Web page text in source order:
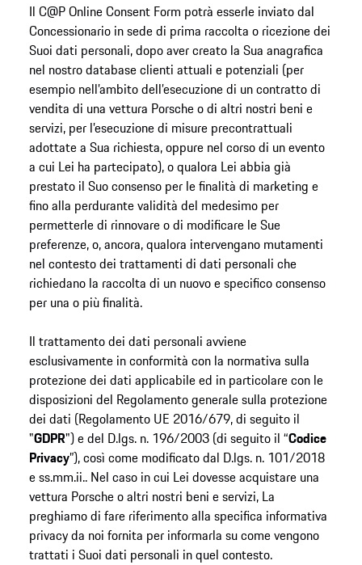
Il C@P Online Consent Form potrà esserle inviato dal
Concessionario in sede di prima raccolta o ricezione dei
Suoi dati personali, dopo aver creato la Sua anagrafica
nel nostro database clienti attuali e potenziali (per
esempio nell’ambito dell’esecuzione di un contratto di
vendita di una vettura Porsche o di altri nostri beni e
servizi, per l’esecuzione di misure precontrattuali
adottate a Sua richiesta, oppure nel corso di un evento
a cui Lei ha partecipato), o qualora Lei abbia già
prestato il Suo consenso per le finalità di marketing e
fino alla perdurante validità del medesimo per
permetterle di rinnovare o di modificare le Sue
preferenze, o, ancora, qualora intervengano mutamenti
nel contesto dei trattamenti di dati personali che
richiedano la raccolta di un nuovo e specifico consenso
per una o più finalità.
Il trattamento dei dati personali avviene
esclusivamente in conformità con la normativa sulla
protezione dei dati applicabile ed in particolare con le
disposizioni del Regolamento generale sulla protezione
dei dati (Regolamento UE 2016/679, di seguito il
"GDPR") e del D.lgs. n. 196/2003 (di seguito il “Codice
Privacy”), così come modificato dal D.lgs. n. 101/2018
e ss.mm.ii.. Nel caso in cui Lei dovesse acquistare una
vettura Porsche o altri nostri beni e servizi, La
preghiamo di fare riferimento alla specifica informativa
privacy da noi fornita per informarla su come vengono
trattati i Suoi dati personali in quel contesto.